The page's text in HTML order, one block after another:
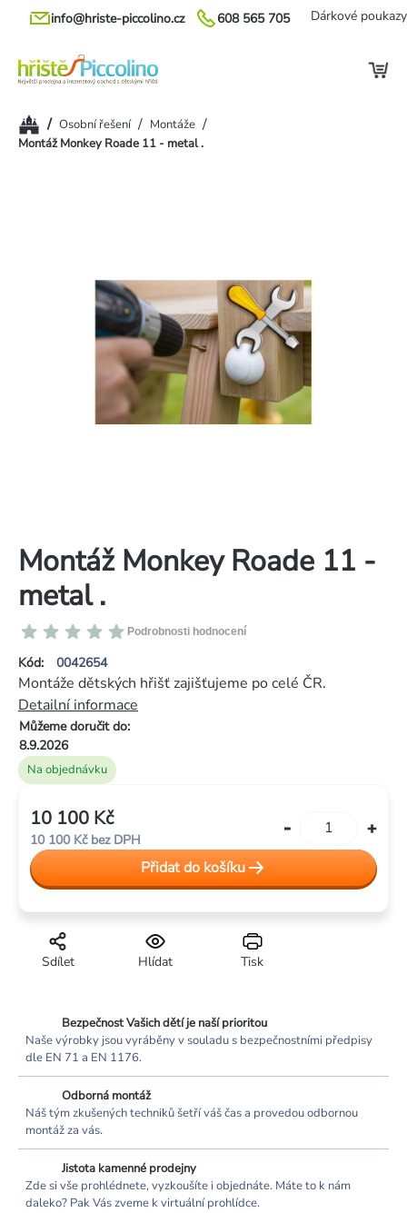
Přejít
608 565 705
info@hriste-piccolino.cz Dárkové poukazy
Domů/ Osobní řešení / Montáže /
Montáž Monkey Roade 11 - metal .
Montáž Monkey Roade 11 -
metal .
Kód: 0042654
Průměrné
hodnocení
produktu
je
0,0
z
5
hvězdiček.
Podrobnosti hodnocení
Na objednávku
Můžeme doručit do:
8.9.2026
Montáže dětských hřišť zajišťujeme po celé ČR.
Detailní informace
Tisk
Hlídat
Sdílet
10 100 Kč
10 100 Kč bez DPH
cena:
Přidat do košíku
Bezpečnost Vašich dětí je naší prioritou
Naše výrobky jsou vyráběny v souladu s bezpečnostními předpisy
dle EN 71 a EN 1176.
Odborná montáž
Náš tým zkušených techniků šetří váš čas a provedou odbornou
montáž za vás.
Jistota kamenné prodejny
Zde si vše prohlédnete, vyzkoušíte i objednáte. Máte to k nám
daleko? Pak Vás zveme k virtuální prohlídce.